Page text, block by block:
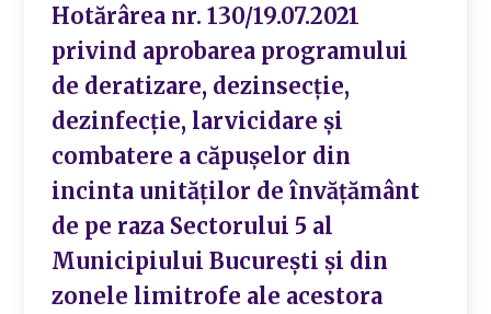
Hotărârea nr. 130/19.07.2021
privind aprobarea programului
de deratizare, dezinsecție,
dezinfecție, larvicidare și
combatere a căpușelor din
incinta unităților de învățământ
de pe raza Sectorului 5 al
Municipiului București și din
zonele limitrofe ale acestora